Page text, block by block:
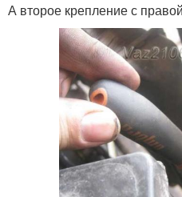
А второе крепление с